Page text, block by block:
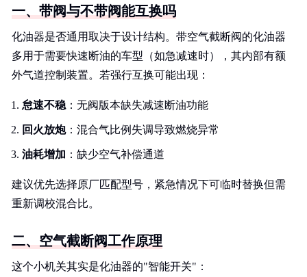
一、带阀与不带阀能互换吗
化油器是否通用取决于设计结构。带空气截断阀的化油器
多用于需要快速断油的车型（如急减速时），其内部有额
外气道控制装置。若强行互换可能出现：
怠速不稳 ：无阀版本缺失减速断油功能
回火放炮：混合气比例失调导致燃烧异常
油耗增加 ：缺少空气补偿通道
建议优先选择原厂匹配型号，紧急情况下可临时替换但需
重新调校混合比。
二、空气截断阀工作原理
这个小机关其实是化油器的"智能开关"：